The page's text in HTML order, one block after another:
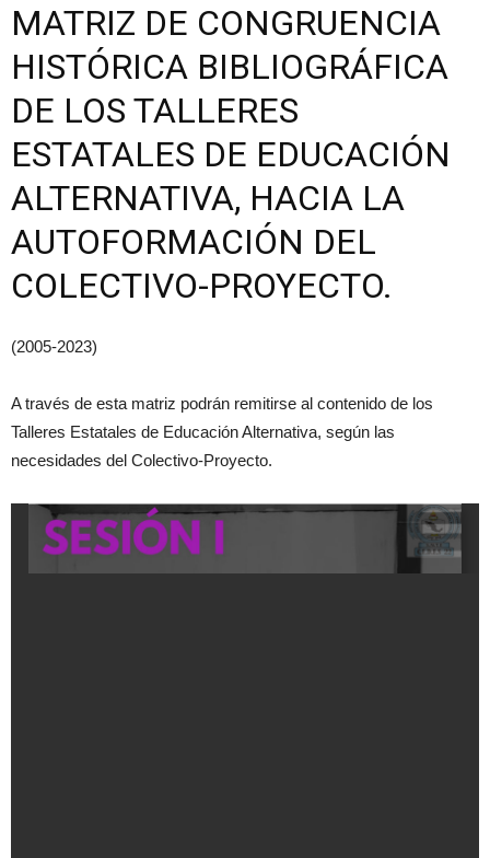
MATRIZ DE CONGRUENCIA
HISTÓRICA BIBLIOGRÁFICA
DE LOS TALLERES
ESTATALES DE EDUCACIÓN
ALTERNATIVA, HACIA LA
AUTOFORMACIÓN DEL
COLECTIVO-PROYECTO.
(2005-2023)
A través de esta matriz podrán remitirse al contenido de los
Talleres Estatales de Educación Alternativa, según las
necesidades del Colectivo-Proyecto.